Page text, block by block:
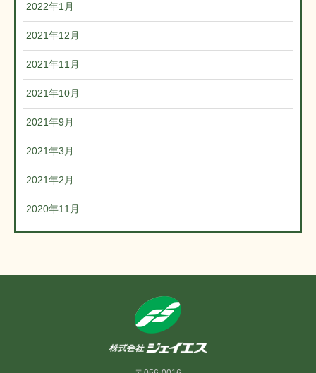
2022年1月
2021年12月
2021年11月
2021年10月
2021年9月
2021年3月
2021年2月
2020年11月